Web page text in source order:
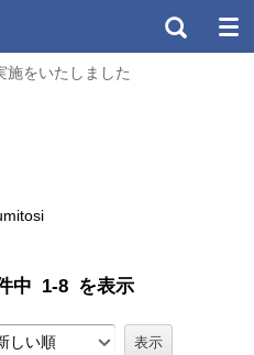
施をいたしました
中 1-8 を表示
しい順